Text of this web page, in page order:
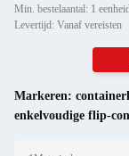
Min. bestelaantal: 1
Levertijd: Vanaf vereisten
Markeren:
enkelvoudige flip-